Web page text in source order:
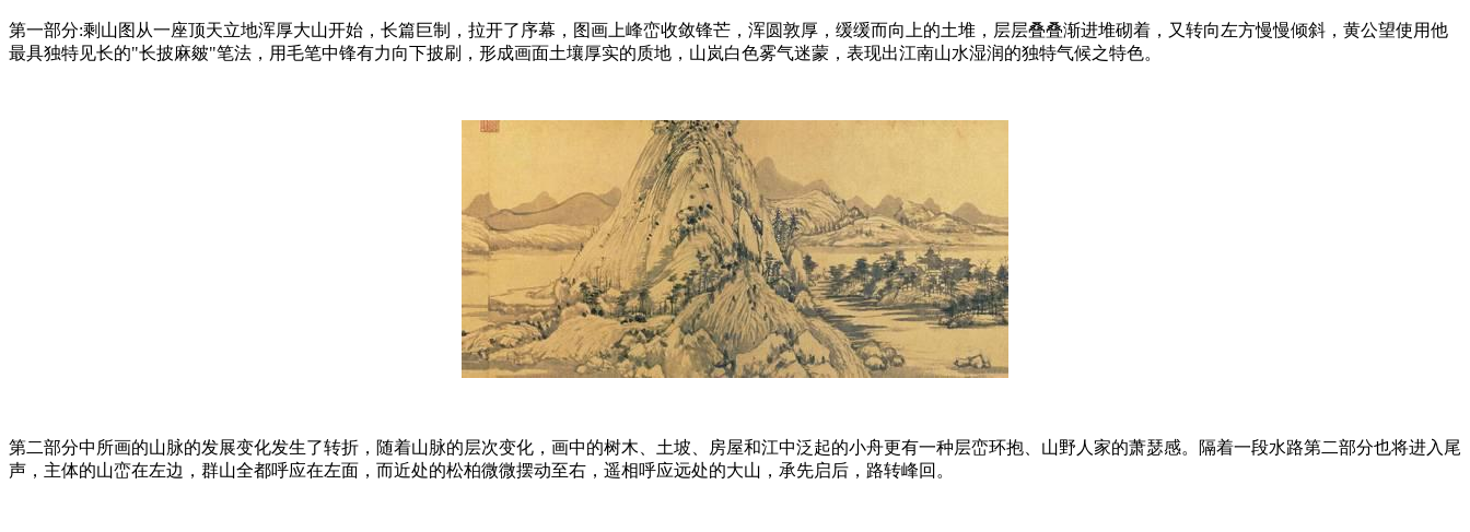
第一部分:剩山图从一座顶天立地浑厚大山开始，长篇巨制，拉开了序幕，图画上峰峦收敛锋芒，浑圆敦厚，缓缓而向上的土堆，层层叠叠渐进堆砌着，又转向左方慢慢倾斜，黄公望使用他
最具独特见长的"长披麻皴"笔法，用毛笔中锋有力向下披刷，形成画面土壤厚实的质地，山岚白色雾气迷蒙，表现出江南山水湿润的独特气候之特色。
第二部分中所画的山脉的发展变化发生了转折，随着山脉的层次变化，画中的树木、土坡、房屋和江中泛起的小舟更有一种层峦环抱、山野人家的萧瑟感。隔着一段水路第二部分也将进入尾
声，主体的山峦在左边，群山全都呼应在左面，而近处的松柏微微摆动至右，遥相呼应远处的大山，承先启后，路转峰回。